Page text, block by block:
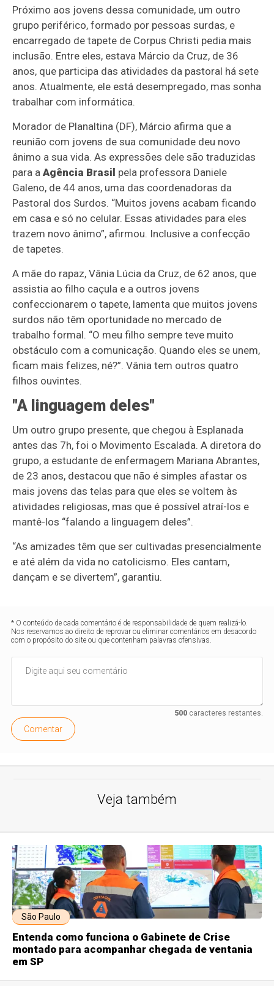
Próximo aos jovens dessa comunidade, um outro
grupo periférico, formado por pessoas surdas, e
encarregado de tapete de Corpus Christi pedia mais
inclusão. Entre eles, estava Márcio da Cruz, de 36
anos, que participa das atividades da pastoral há sete
anos. Atualmente, ele está desempregado, mas sonha
trabalhar com informática.
Morador de Planaltina (DF), Márcio afirma que a
reunião com jovens de sua comunidade deu novo
ânimo a sua vida. As expressões dele são traduzidas
para aAgência Brasil pela professora Daniele
Galeno, de 44 anos, uma das coordenadoras da
Pastoral dos Surdos. “Muitos jovens acabam ficando
em casa e só no celular. Essas atividades para eles
trazem novo ânimo”, afirmou. Inclusive a confecção
de tapetes.
A mãe do rapaz, Vânia Lúcia da Cruz, de 62 anos, que
assistia ao filho caçula e a outros jovens
confeccionarem o tapete, lamenta que muitos jovens
surdos não têm oportunidade no mercado de
trabalho formal. “O meu filho sempre teve muito
obstáculo com a comunicação. Quando eles se unem,
ficam mais felizes, né?”. Vânia tem outros quatro
filhos ouvintes.
"A linguagem deles"
Um outro grupo presente, que chegou à Esplanada
antes das 7h, foi o Movimento Escalada. A diretora do
grupo, a estudante de enfermagem Mariana Abrantes,
de 23 anos, destacou que não é simples afastar os
mais jovens das telas para que eles se voltem às
atividades religiosas, mas que é possível atraí-los e
mantê-los “falando a linguagem deles”.
“As amizades têm que ser cultivadas presencialmente
e até além da vida no catolicismo. Eles cantam,
dançam e se divertem”, garantiu.
* O conteúdo de cada comentário é de responsabilidade de quem realizá-lo.
Nos reservamos ao direito de reprovar ou eliminar comentários em desacordo
com o propósito do site ou que contenham palavras ofensivas.
500caracteres restantes.
Comentar
Veja também
São Paulo
Entenda como funciona o Gabinete de Crise
montado para acompanhar chegada de ventania
em SP